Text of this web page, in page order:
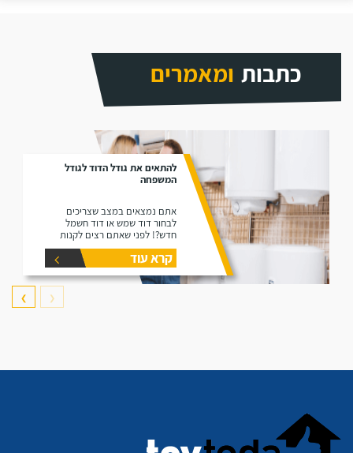
כתבות ומאמרים
להתאים את גודל הדוד לגודל
המשפחה
אתם נמצאים במצב שצריכים
לבחור דוד שמש או דוד חשמל
חדש?! לפני שאתם רצים לקנות
דוד תקרו את המאמר זה הוא נותן
את המידע הפורט על נפחים שונים
של דודים ואיזה דוד הכי יתאים
עבורכם.
קרא עוד
❮
❯